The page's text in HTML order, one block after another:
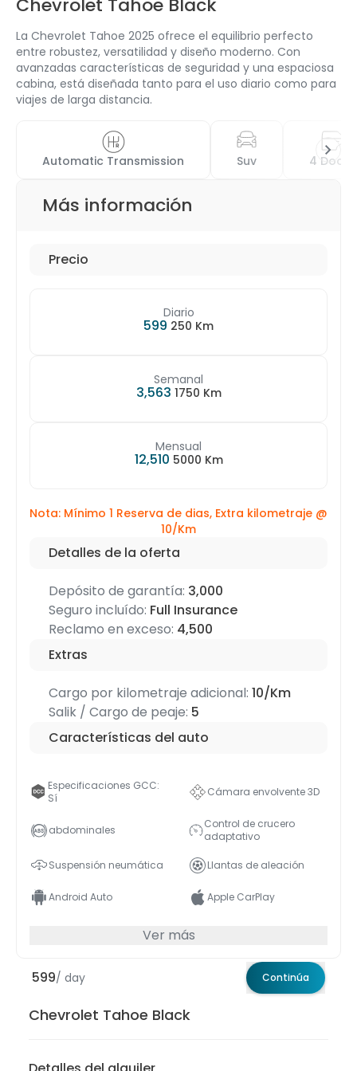
La Chevrolet Tahoe 2025 ofrece el equilibrio perfecto
entre robustez, versatilidad y diseño moderno. Con
avanzadas características de seguridad y una espaciosa
cabina, está diseñada tanto para el uso diario como para
viajes de larga distancia.
Automatic Transmission Suv 4 Doors
Más información
Precio
Diario
599 250 Km
Semanal
3,563 1750 Km
Mensual
12,510 5000 Km
Nota: Mínimo 1 Reserva de dias, Extra kilometraje @
10/Km
Detalles de la oferta
Depósito de garantía: 3,000
Seguro incluído: Full Insurance
Reclamo en exceso: 4,500
Extras
Cargo por kilometraje adicional: 10/Km
Salik / Cargo de peaje: 5
Características del auto
Especificaciones GCC:
Sí
Cámara envolvente 3D
abdominales
Control de crucero
adaptativo
Suspensión neumática Llantas de aleación
Android Auto Apple CarPlay
Ver más
599/ day Continúa
Chevrolet Tahoe Black